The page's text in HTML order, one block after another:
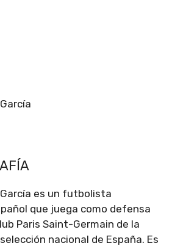
es un futbolista
que juega como defensa
Paris Saint-Germain de la
nacional de España. Es